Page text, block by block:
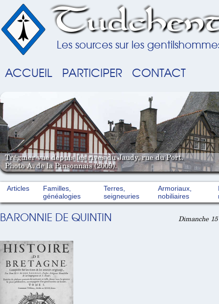
Les sources sur les
ACCUEIL PARTICIPER CONTACT
Tréguier vue depuis les rives du Jaudy, rue du Port.
Photo A. de la Pinsonnais (2009).
Articles
Familles,
généalogies
Terres,
seigneuries
Armoriaux,
nobiliaires
BARONNIE DE QUINTIN Dimanche